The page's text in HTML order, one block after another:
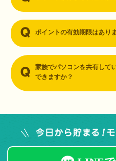
ポイントの有効期限はあり
家族でパソコンを共有して
できますか？